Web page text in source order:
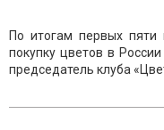
По итогам первых пяти
покупку цветов в
председатель клуба